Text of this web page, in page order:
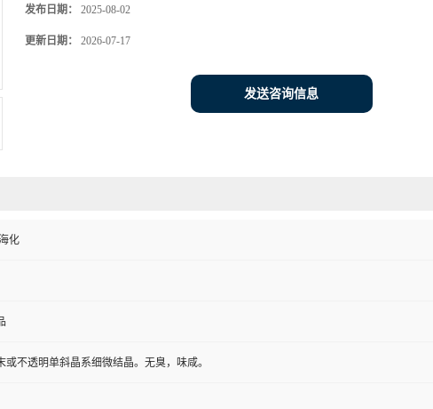
发布日期： 2025-08-02
更新日期： 2026-07-17
发送咨询信息
化
或不透明单斜晶系细微结晶。无臭，味咸。